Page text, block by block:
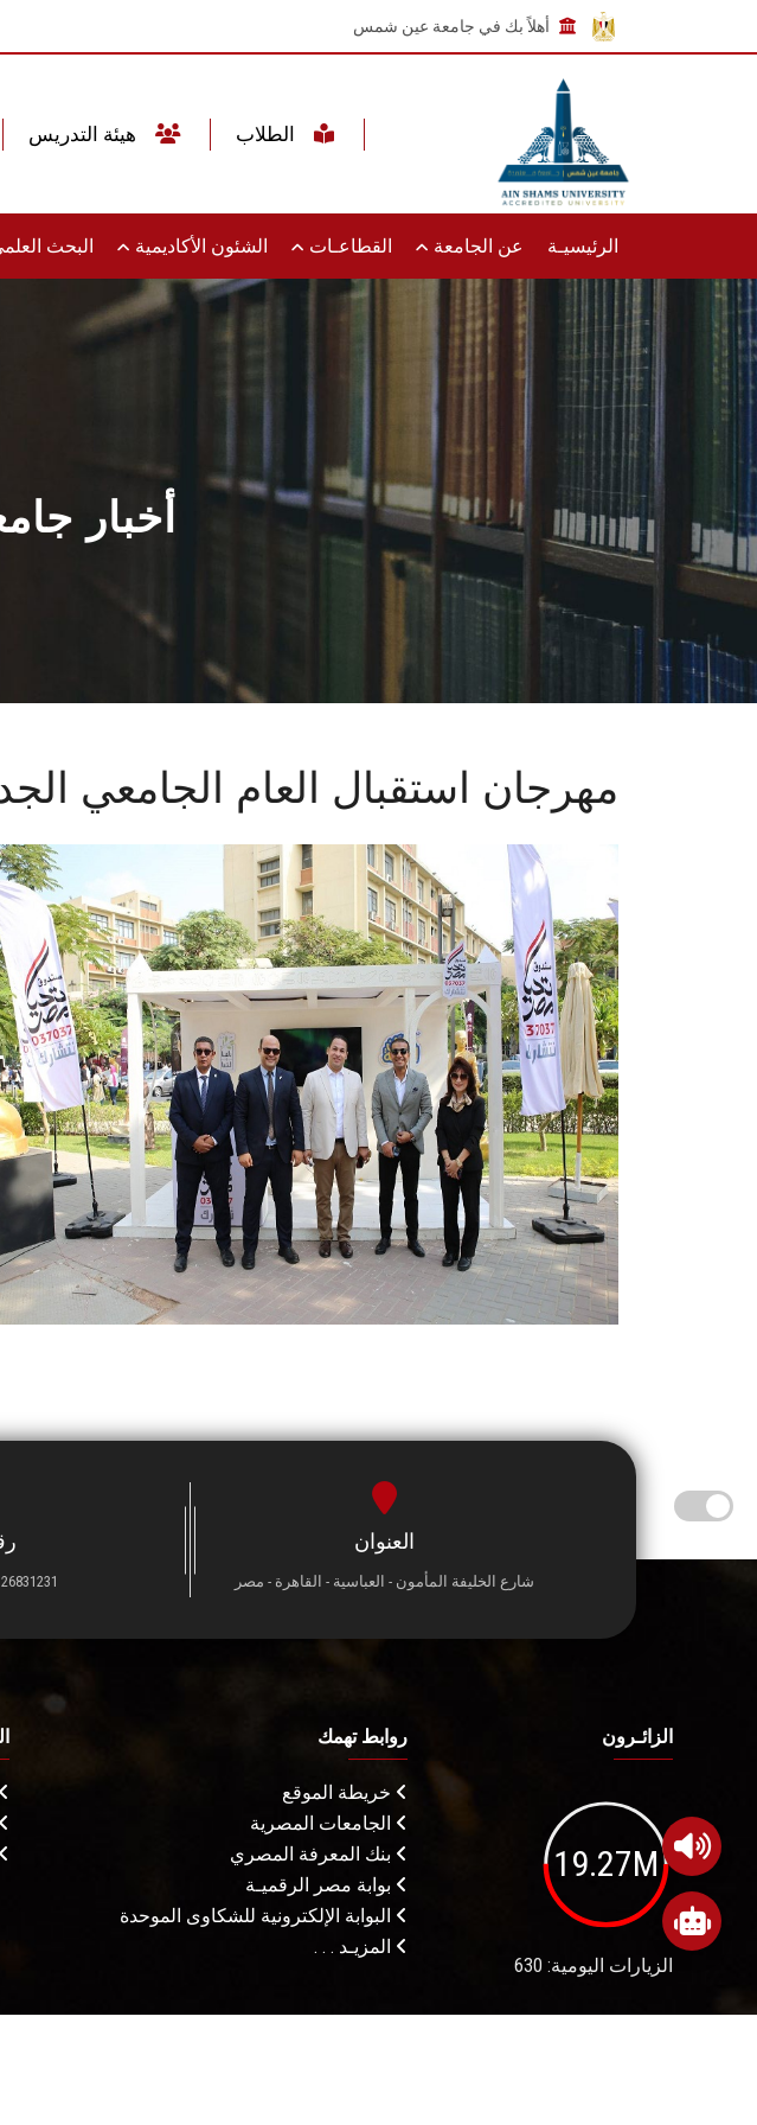
أهلاً بك في جامعة عين شمس
الرئيسيـة عن الجامعة القطاعـات الشئون الأكاديمية البحث
أخبار
مهرجان استقبال العام الجامعي
العنوان
شارع الخليفة المأمون - العباسية - القاهرة - مصر 26831231 - 26831417 - 26831474
الزائـرون
19.27M
الزيارات اليومية: 630
روابط تهمك
خريطة الموقع
الجامعات المصرية
بنك المعرفة المصري
بوابة مصر الرقميـة
البوابة الإلكترونية للشكاوى الموحدة
المزيـد . . .